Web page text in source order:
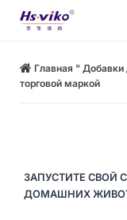
Главная " Добавки
торговой маркой
ЗАПУСТИТЕ СВОЙ
ДОМАШНИХ